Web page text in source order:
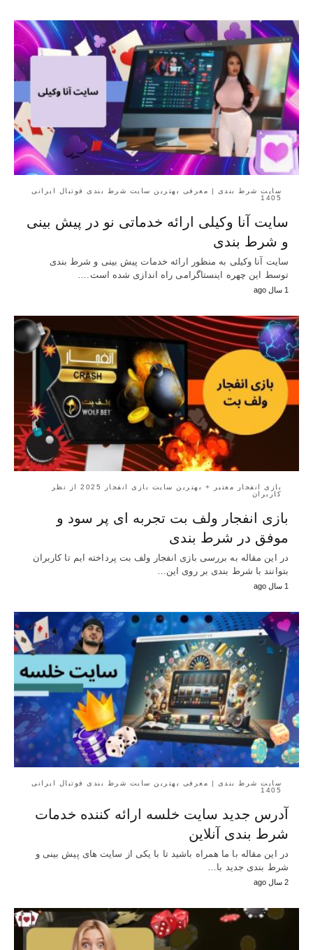
سایت شرط بندی | معرفی بهترین سایت شرط بندی فوتبال ایرانی
1405
سایت آنا وکیلی ارائه خدماتی نو در پیش بینی
و شرط بندی
سایت آنا وکیلی به منظور ارائه خدمات پیش بینی و شرط بندی
توسط این چهره اینستاگرامی راه اندازی شده است.…
1 سال ago
بازی انفجار معتبر + بهترین سایت بازی انفجار 2025 از نظر
کاربران
بازی انفجار ولف بت تجربه ای پر سود و
موفق در شرط بندی
در این مقاله به بررسی بازی انفجار ولف بت پرداخته ایم تا کاربران
بتوانند با شرط بندی بر روی این…
1 سال ago
سایت شرط بندی | معرفی بهترین سایت شرط بندی فوتبال ایرانی
1405
آدرس جدید سایت خلسه ارائه کننده خدمات
شرط بندی آنلاین
در این مقاله با ما همراه باشید تا با یکی از سایت های پیش بینی و
شرط بندی جدید با…
2 سال ago